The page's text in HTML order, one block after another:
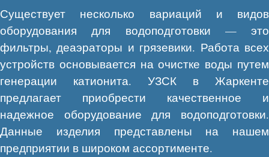
Существует несколько вариаций и видов
оборудования для водоподготовки — это
фильтры, деаэраторы и грязевики. Работа всех
устройств основывается на очистке воды путем
генерации катионита. УЗСК в Жаркенте
предлагает приобрести качественное и
надежное оборудование для водоподготовки.
Данные изделия представлены на нашем
предприятии в широком ассортименте.